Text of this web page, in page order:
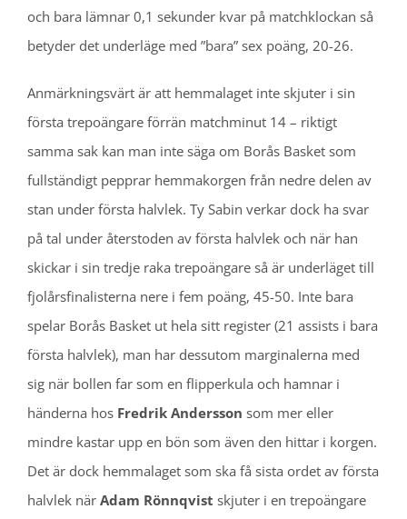
och bara lämnar 0,1 sekunder kvar på matchklockan så
betyder det underläge med ”bara” sex poäng, 20-26.
Anmärkningsvärt är att hemmalaget inte skjuter i sin
första trepoängare förrän matchminut 14 – riktigt
samma sak kan man inte säga om Borås Basket som
fullständigt pepprar hemmakorgen från nedre delen av
stan under första halvlek. Ty Sabin verkar dock ha svar
på tal under återstoden av första halvlek och när han
skickar i sin tredje raka trepoängare så är underläget till
fjolårsfinalisterna nere i fem poäng, 45-50. Inte bara
spelar Borås Basket ut hela sitt register (21 assists i bara
första halvlek), man har dessutom marginalerna med
sig när bollen far som en flipperkula och hamnar i
händerna hos Fredrik Andersson som mer eller
mindre kastar upp en bön som även den hittar i korgen.
Det är dock hemmalaget som ska få sista ordet av första
halvlek när Adam Rönnqvist skjuter i en trepoängare